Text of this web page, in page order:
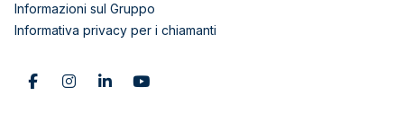
Informazioni sul Gruppo
Informativa privacy per i chiamanti